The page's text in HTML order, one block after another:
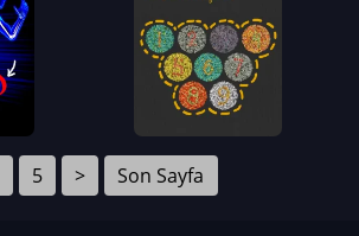
5 > Son Sayfa